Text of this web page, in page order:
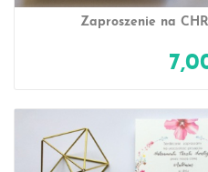
Zaproszenie na